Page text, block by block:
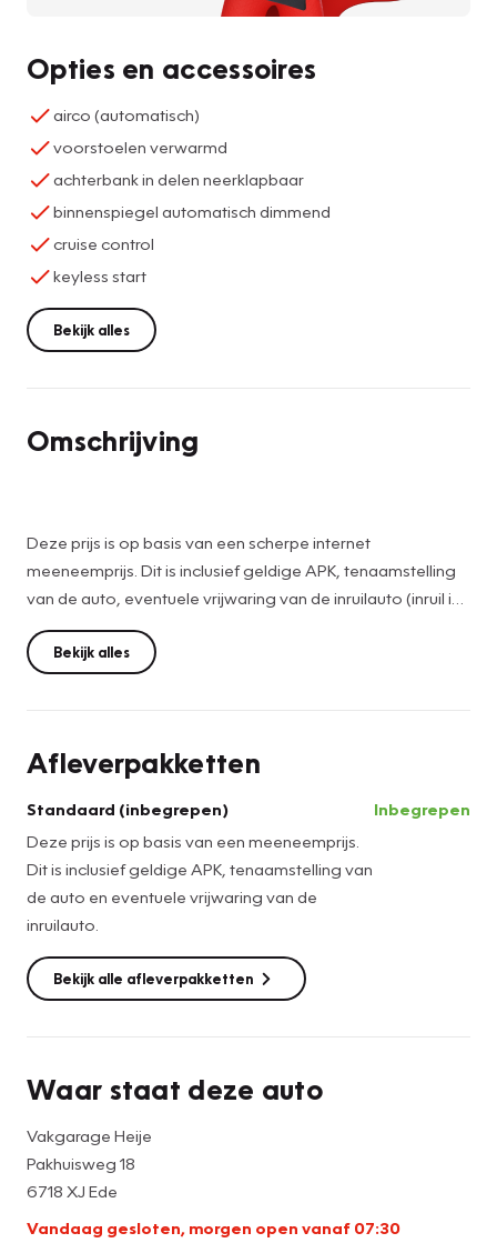
Opties en accessoires
airco (automatisch)
voorstoelen verwarmd
achterbank in delen neerklapbaar
binnenspiegel automatisch dimmend
cruise control
keyless start
Bekijk alles
Omschrijving
Deze prijs is op basis van een scherpe internet
meeneemprijs. Dit is inclusief geldige APK, tenaamstelling
van de auto, eventuele vrijwaring van de inruilauto (inruil is
mogelijk) U kunt hiernaast ook gebruik maken van een van
onze servicepakketten.
Hiervoor krijgt u Nieuwe APK, Onderhoudsbeurt volgens
vrijwaring inruilauto, Poetsbeurt exterieur en Interieur
stofzuigen & reinigen, Brandstoftank voor een kwart
gevuld, 3 maanden garantie op draaiend gedeelte van de
motor en versnellingsbak en EV aandrijving.
Servicepakket Premium €1495,-
auto Interieur stofzuigen & reinigen, 15 liter brandstof,
worden uitgevoerd.
Bekijk alles
Afleverpakketten
Standaard (inbegrepen)
Deze prijs is op basis van een meeneemprijs.
Dit is inclusief geldige APK, tenaamstelling van
de auto en eventuele vrijwaring van de
inruilauto.
Inbegrepen
Bekijk alle afleverpakketten
Waar staat deze auto
Vakgarage Heije
Pakhuisweg 18
6718 XJ Ede
Vandaag gesloten, morgen open vanaf 07:30